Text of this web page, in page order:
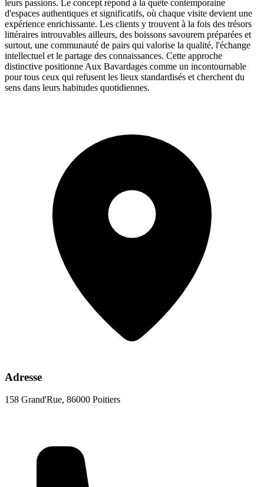
leurs passions. Le concept répond à la quête contemporaine
d'espaces authentiques et significatifs, où chaque visite devient une
expérience enrichissante. Les clients y trouvent à la fois des trésors
littéraires introuvables ailleurs, des boissons savourem préparées et
surtout, une communauté de pairs qui valorise la qualité, l'échange
intellectuel et le partage des connaissances. Cette approche
distinctive positionne Aux Bavardages comme un incontournable
pour tous ceux qui refusent les lieux standardisés et cherchent du
sens dans leurs habitudes quotidiennes.
Adresse
158 Grand'Rue, 86000 Poitiers